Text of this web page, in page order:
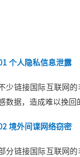
个人隐私信息泄露
少链接国际互联网
数据，造成难以挽回
境外间谍网络窃密
分链接国际互联网